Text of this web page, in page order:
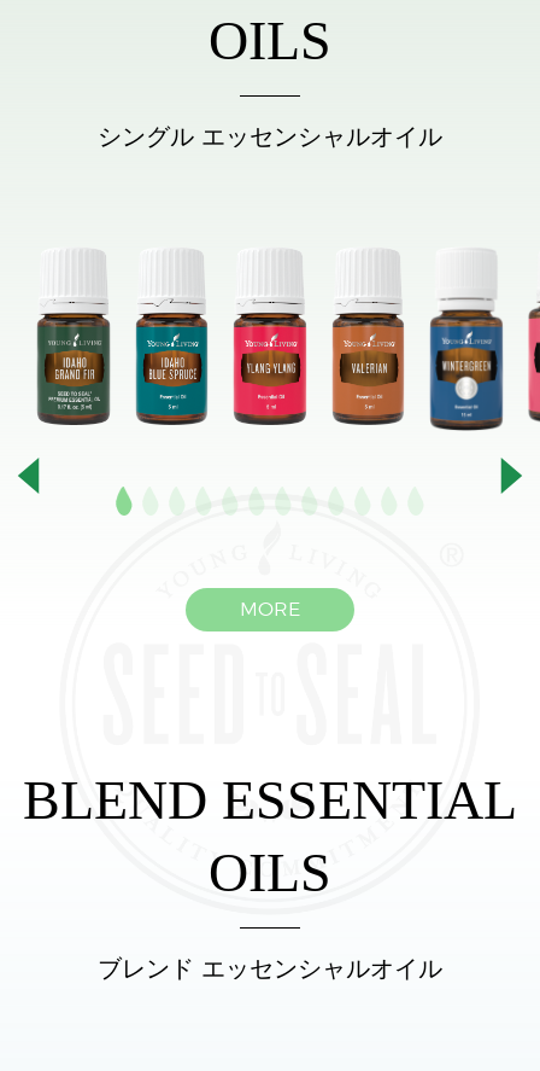
OILS
シングル エッセンシャルオイル
MORE
BLEND ESSENTIAL
OILS
ブレンド エッセンシャルオイル